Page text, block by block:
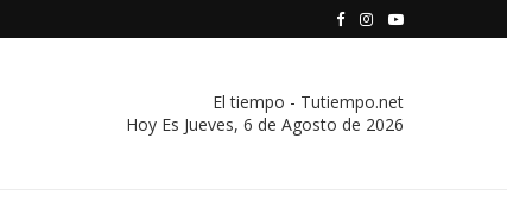
Y CREDITO DE EL SOCORRO LTDA.
COMUNICADO IMPORTANTE DE LA COOPERATIVA
El tiempo - Tutiempo.net
Hoy Es Jueves, 6 de Agosto de 2026